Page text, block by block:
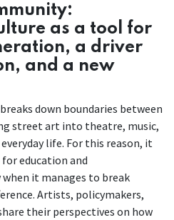
as a tool for
a driver
and a new
down boundaries between
street art into theatre, music,
life. For this reason, it
education and
it manages to break
Artists, policymakers,
their perspectives on how